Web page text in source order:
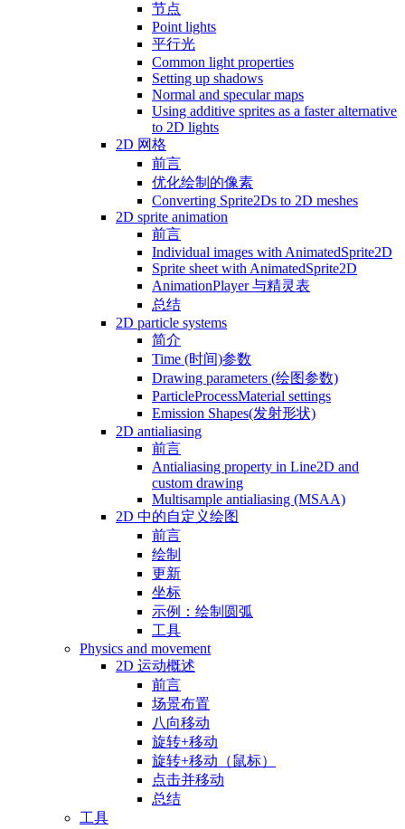
节点
Point lights
平行光
Common light properties
Setting up shadows
Normal and specular maps
Using additive sprites as a faster alternative
to 2D lights
2D 网格
前言
优化绘制的像素
Converting Sprite2Ds to 2D meshes
2D sprite animation
前言
Individual images with AnimatedSprite2D
Sprite sheet with AnimatedSprite2D
AnimationPlayer 与精灵表
总结
2D particle systems
简介
Time (时间)参数
Drawing parameters (绘图参数)
ParticleProcessMaterial settings
Emission Shapes(发射形状)
2D antialiasing
前言
Antialiasing property in Line2D and
custom drawing
Multisample antialiasing (MSAA)
2D 中的自定义绘图
前言
绘制
更新
坐标
示例：绘制圆弧
工具
Physics and movement
2D 运动概述
前言
场景布置
八向移动
旋转+移动
旋转+移动（鼠标）
点击并移动
总结
工具